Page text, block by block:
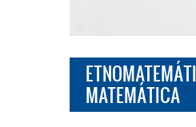
MATEMÁTICA